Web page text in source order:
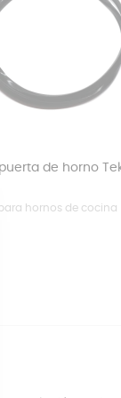
de horno
para hornos de cocina